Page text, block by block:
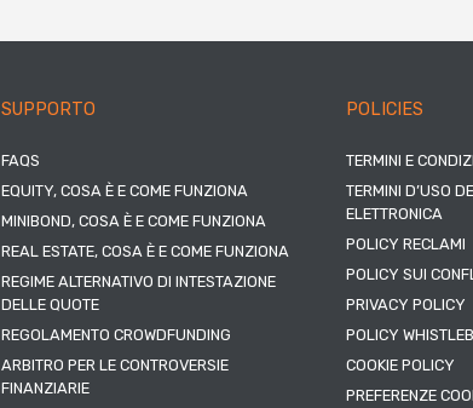
SUPPORTO
FAQS
EQUITY, COSA È E COME FUNZIONA
MINIBOND, COSA È E COME FUNZIONA
REAL ESTATE, COSA È E COME FUNZIONA
REGIME ALTERNATIVO DI INTESTAZIONE
DELLE QUOTE
REGOLAMENTO CROWDFUNDING
ARBITRO PER LE CONTROVERSIE
FINANZIARIE
POLICIES
TERMINI E
TERMINI D’USO
ELETTRONICA
POLICY RECLAMI
POLICY SUI
PRIVACY POLICY
POLICY
COOKIE POLICY
PREFERENZE